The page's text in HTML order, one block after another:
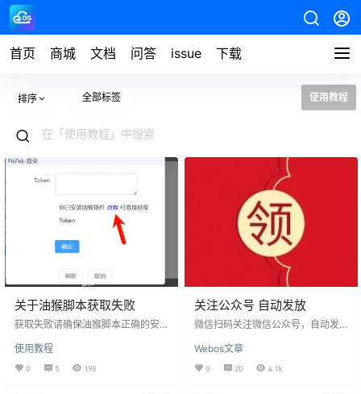
首页 商城 文档 问答 issue 下载
排序 全部标签 使用教程
关于油猴脚本获取失败
获取失败请确保油猴脚本正确的安
猴下载地址 安装完成后 挂载磁盘内
点我 如果提示失败或其它问题，看
图片操作 点我后立即打开控制台 F1
使用教程
0 5 190
关注公众号 自动发放
微信扫码关注微信公众号，自动发
码信息。 下方为每月自动发送的授
权码统计。 任何问题加群 点我加群
建群联系管理员 已发放的兑换码 专
Webos文章
0 20 4.1k